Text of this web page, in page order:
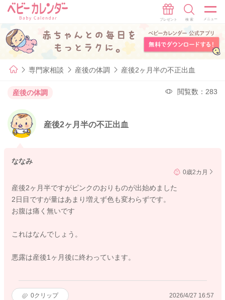
専門家相談 産後の体調 産後2ヶ月半の不正出血
産後の体調 閲覧数：283
産後2ヶ月半の不正出血
ななみ
0歳2カ月
産後2ヶ月半ですがピンクのおりものが出始めました
2日目ですが量はあまり増えず色も変わらずです。
お腹は痛く無いです
これはなんでしょう。
悪露は産後1ヶ月後に終わっています。
0クリップ 2026/4/27 16:57